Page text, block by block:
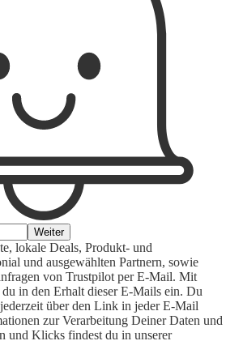
Weiter
lokale Deals, Produkt- und
und ausgewählten Partnern, sowie
von Trustpilot per E-Mail. Mit
in den Erhalt dieser E-Mails ein. Du
über den Link in jeder E-Mail
zur Verarbeitung Deiner Daten und
und Klicks findest du in unserer